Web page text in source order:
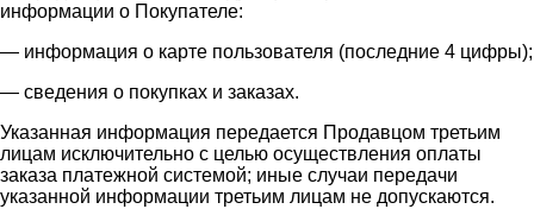
информации о Покупателе:
— информация о карте пользователя (последние 4 цифры);
— сведения о покупках и заказах.
Указанная информация передается Продавцом третьим
лицам исключительно с целью осуществления оплаты
заказа платежной системой; иные случаи передачи
указанной информации третьим лицам не допускаются.